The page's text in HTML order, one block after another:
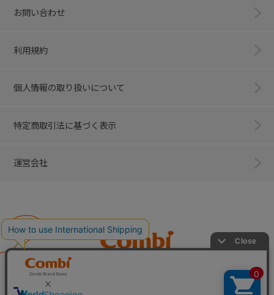
お問い合わせ
利用規約
個人情報の取り扱いについて
特定商取引法に基づく表示
運営会社